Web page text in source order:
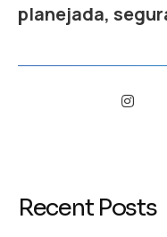
planejada,
Recent Posts